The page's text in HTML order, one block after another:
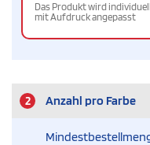
Das Produkt wird individuell
mit Aufdruck angepasst
2 Anzahl pro Farbe